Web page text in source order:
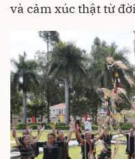
và cảm xúc thật từ